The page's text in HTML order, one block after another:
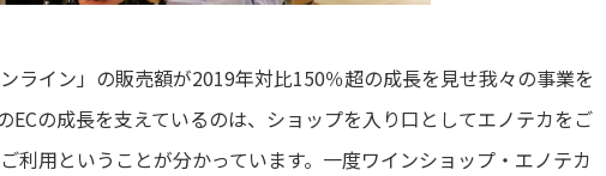
ライン」の販売額が2019年対比150％超の成長を見せ我々の事業を
ECの成長を支えているのは、ショップを入り口としてエノテカをご
利用ということが分かっています。一度ワインショップ・エノテカ